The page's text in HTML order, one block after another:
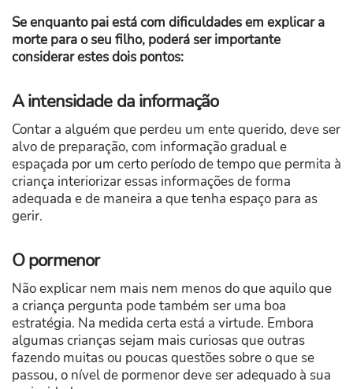
Se enquanto pai está com dificuldades em explicar a
morte para o seu filho, poderá ser importante
considerar estes dois pontos:
A intensidade da informação
Contar a alguém que perdeu um ente querido, deve ser
alvo de preparação, com informação gradual e
espaçada por um certo período de tempo que permita à
criança interiorizar essas informações de forma
adequada e de maneira a que tenha espaço para as
gerir.
O pormenor
Não explicar nem mais nem menos do que aquilo que
a criança pergunta pode também ser uma boa
estratégia. Na medida certa está a virtude. Embora
algumas crianças sejam mais curiosas que outras
fazendo muitas ou poucas questões sobre o que se
passou, o nível de pormenor deve ser adequado à sua